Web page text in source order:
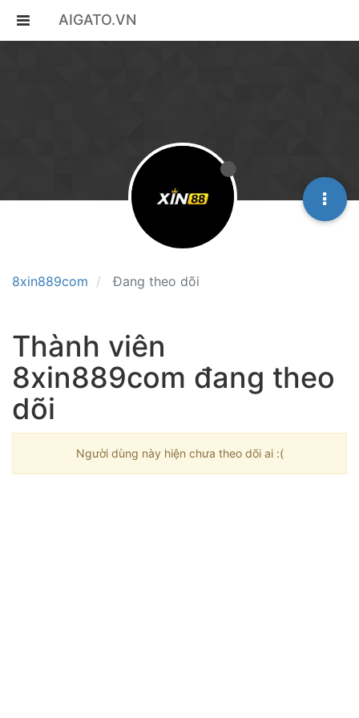
AIGATO.VN
8xin889com Đang theo dõi
Thành viên
8xin889com đang theo
dõi
Người dùng này hiện chưa theo dõi ai :(